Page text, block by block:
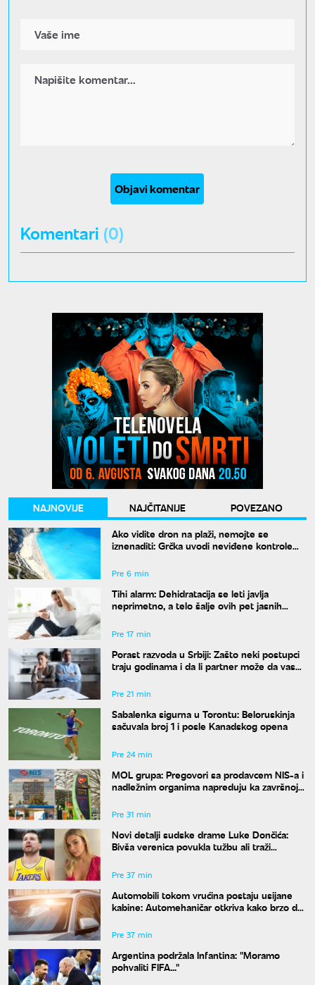
Objavi komentar
Komentari (0)
NAJNOVIJE NAJČITANIJE
POVEZANO
Ako vidite dron na plaži, nemojte se
iznenaditi: Grčka uvodi neviđene kontrole
Pre 6 min
Tihi alarm: Dehidratacija se leti javlja
neprimetno, a telo šalje ovih pet jasnih
Pre 17 min
Porast razvoda u Srbiji: Zašto neki postupci
traju godinama i da li partner može da vas
Pre 21 min
Sabalenka sigurna u Torontu: Beloruskinja
sačuvala broj 1 i posle Kanadskog opena
Pre 24 min
MOL grupa: Pregovori sa prodavcem NIS-a i
nadležnim organima napreduju ka završnoj
Pre 31 min
Novi detalji sudske drame Luke Dončića:
Bivša verenica povukla tužbu ali traži
Pre 37 min
Automobili tokom vrućina postaju usijane
kabine: Automehaničar otkriva kako brzo da
Pre 37 min
Argentina podržala Infantina: "Moramo
pohvaliti FIFA..."